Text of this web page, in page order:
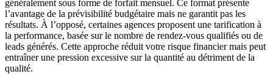
généralement sous forme de forfait mensuel. Ce format présente
l’avantage de la prévisibilité budgétaire mais ne garantit pas les
résultats. À l’opposé, certaines agences proposent une tarification à
la performance, basée sur le nombre de rendez-vous qualifiés ou de
leads générés. Cette approche réduit votre risque financier mais peut
entraîner une pression excessive sur la quantité au détriment de la
qualité.